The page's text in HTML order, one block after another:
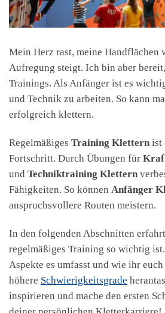
Mein Herz rast, meine Handflächen
Aufregung steigt. Ich bin aber
Trainings. Als Anfänger ist es
und Technik zu arbeiten. So kann
erfolgreich klettern.
Regelmäßiges Training Klettern ist
Fortschritt. Durch Übungen für
und Techniktraining Klettern
Fähigkeiten. So können Anfänger
anspruchsvollere Routen meistern.
In den folgenden Abschnitten
regelmäßiges Training so wichtig
Aspekte es umfasst und wie ihr
höhere Schwierigkeitsgrade
inspirieren und mache den ersten